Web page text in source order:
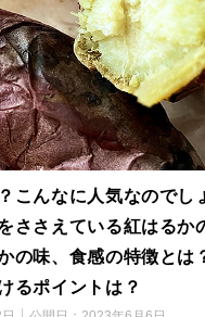
こんなに人気なのでし
ささえている紅はるか
の味、食感の特徴とは
るポイントは？